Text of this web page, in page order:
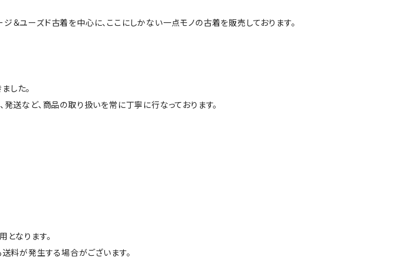
＆ユーズド古着を中心に、ここにしかない一点モノの古着を販売しております。
した。
送など、商品の取り扱いを常に丁寧に行なっております。
なります。
料が発生する場合がございます。